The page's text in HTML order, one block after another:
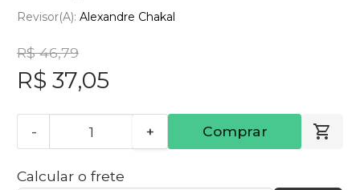
Revisor(a): Alexandre Chakal
R$ 46,79
R$ 37,05
- + Comprar
Calcular o frete